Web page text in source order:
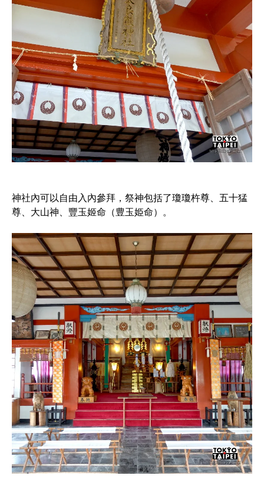
神社內可以自由入內參拜，祭神包括了瓊瓊杵尊、五十猛
尊、大山神、豐玉姬命（豊玉姫命）。